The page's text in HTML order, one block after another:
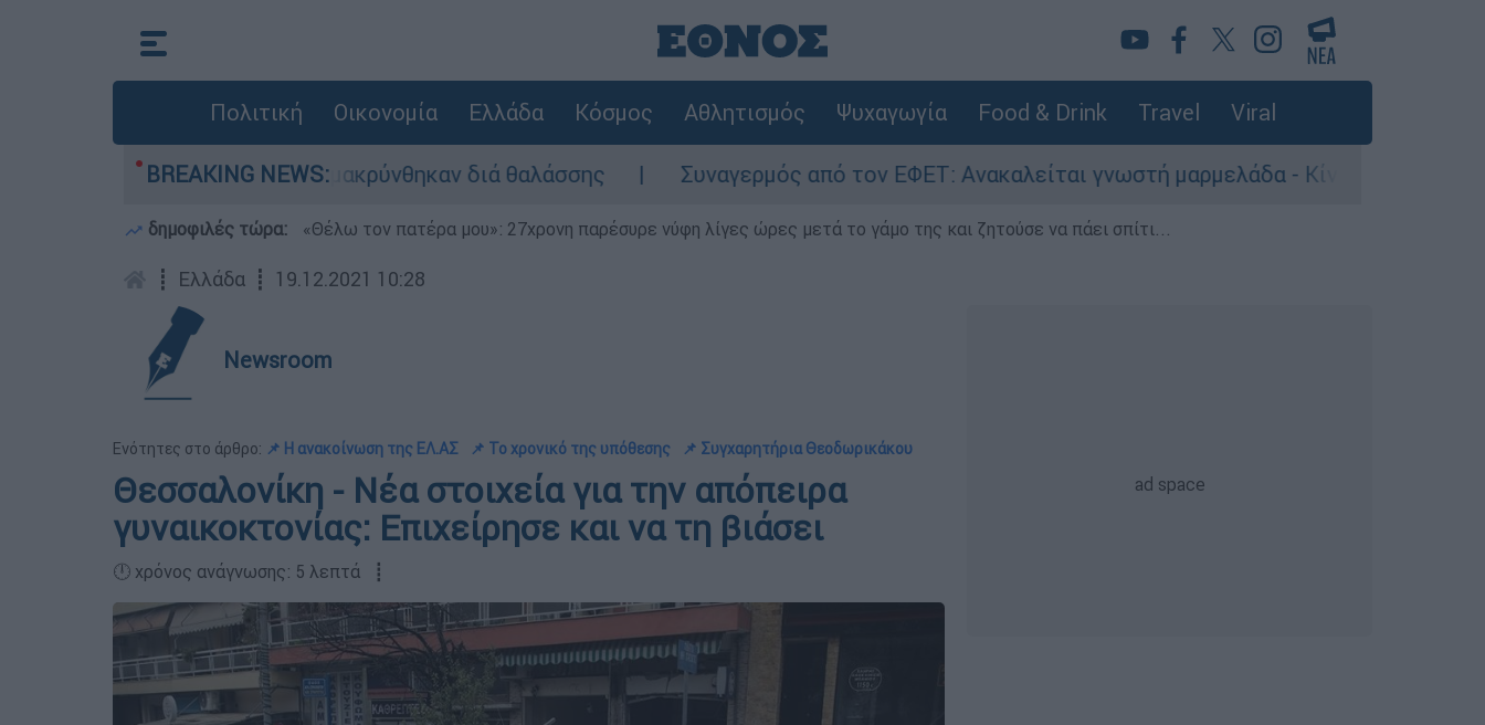
Πολιτική Οικονομία Ελλάδα Κόσμος Αθλητισμός Ψυχαγωγία Food & Drink Travel Viral
BREAKING NEWS:
πολίτες απομακρύνθηκαν διά θαλάσσης Συναγερμός από τον ΕΦΕΤ: Ανακαλείται γνωστή μαρμελάδα - Κίνδυνος θραύσης στη
δημοφιλές τώρα: «Θέλω τον πατέρα μου»: 27χρονη παρέσυρε νύφη λίγες ώρες μετά το γάμο της και ζητούσε να πάει σπίτι...
┋ Ελλάδα ┋ 19.12.2021 10:28
Newsroom
Ενότητες στο άρθρο: 📌 Η ανακοίνωση της ΕΛ.ΑΣ 📌 Το χρονικό της υπόθεσης 📌 Συγχαρητήρια Θεοδωρικάκου
Θεσσαλονίκη - Νέα στοιχεία για την απόπειρα
γυναικοκτονίας: Επιχείρησε και να τη βιάσει
🕛 χρόνος ανάγνωσης: 5 λεπτά ┋